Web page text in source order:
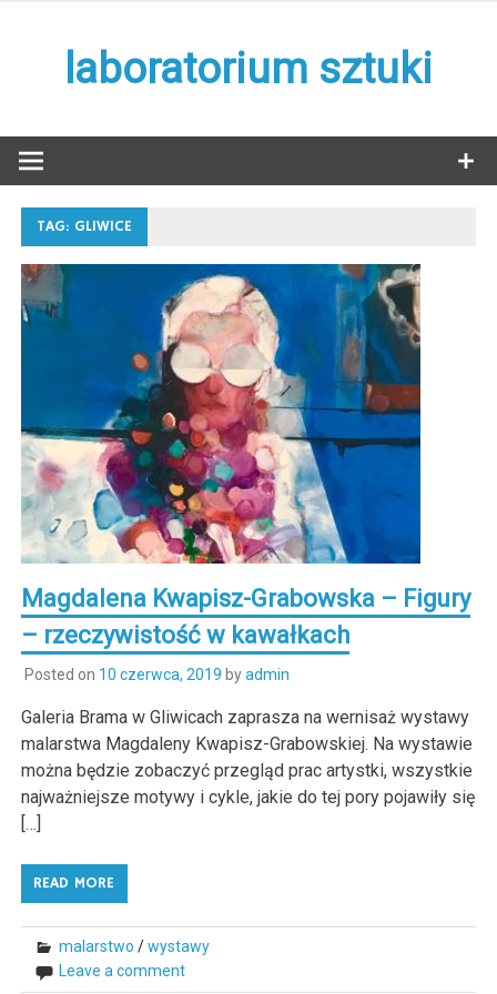
laboratorium sztuki
TAG: GLIWICE
Magdalena Kwapisz-Grabowska – Figury
– rzeczywistość w kawałkach
Posted on 10 czerwca, 2019 byadmin
Galeria Brama w Gliwicach zaprasza na wernisaż wystawy
malarstwa Magdaleny Kwapisz-Grabowskiej. Na wystawie
można będzie zobaczyć przegląd prac artystki, wszystkie
najważniejsze motywy i cykle, jakie do tej pory pojawiły się
[…]
READ MORE
malarstwo /wystawy
Leave a comment